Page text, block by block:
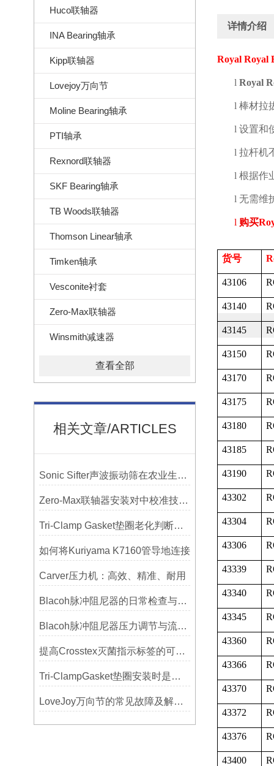
Huco联轴器
INA Bearing轴承
Kipp联轴器
Lovejoy万向节
Moline Bearing轴承
PTI轴承
Rexnord联轴器
SKF Bearing轴承
TB Woods联轴器
Thomson Linear轴承
Timken轴承
Vesconite衬套
Zero-Max联轴器
Winsmith减速器
查看全部
相关文章/ARTICLES
Sonic Sifter声波振动筛在农业生产中的应用与优化
Zero-Max联轴器安装对中校准技巧与常见误差分析
Tri-Clamp Gasket垫圈老化判断，定期更换维护要点
如何将Kuriyama K7160管导地连接
Carver压力机：高效、精准、耐用
Blacoh脉冲阻尼器的日常检查与预防性维护清单
Blacoh脉冲阻尼器压力调节与流量匹配技巧
提高Crosstex灭菌指示标签的可见性和识别度的方法
Tri-ClampGasket垫圈安装时是否需要涂抹润滑剂或密封脂？
LoveJoy万向节的常见故障及解决方案
详情介绍
Royal Royal
l Royal
l 棒材拉
l 设置和
l 拉杆机
l 根据作
l 无需维
l 购买
货号
43106
43140
43145
43150
43170
43175
43180
43185
43190
43302
43304
43306
43339
43340
43345
43360
43366
43370
43372
43376
43400